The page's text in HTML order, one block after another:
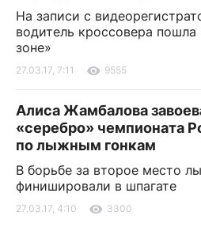
На записи с
водитель кроссовера пошла
зоне»
27.03.17, 7:11 9555
Алиса Жамбалова
«серебро» чемпионата
по лыжным гонкам
В борьбе за второе место
финишировали в шпагате
27.03.17, 4:10 3300